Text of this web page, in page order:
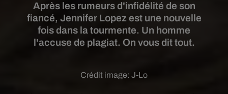
Après les rumeurs d'infidélité de son
fiancé, Jennifer Lopez est une nouvelle
fois dans la tourmente. Un homme
l'accuse de plagiat. On vous dit tout.
Crédit image: J-Lo